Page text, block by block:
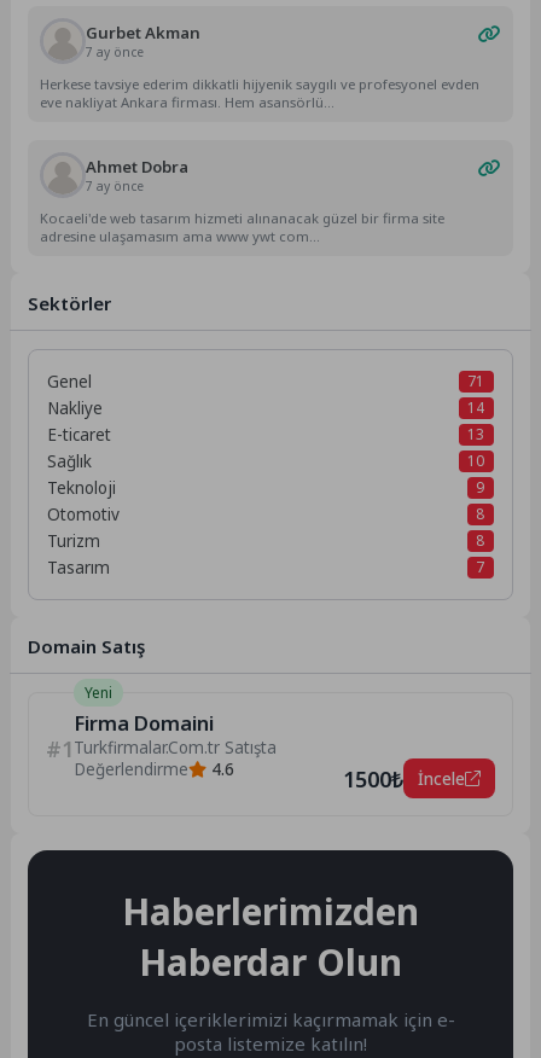
Gurbet Akman
7 ay önce
Herkese tavsiye ederim dikkatli hijyenik saygılı ve profesyonel evden
eve nakliyat Ankara firması. Hem asansörlü...
Ahmet Dobra
7 ay önce
Kocaeli'de web tasarım hizmeti alınanacak güzel bir firma site
adresine ulaşamasım ama www ywt com...
Sektörler
Genel 71
Nakliye 14
E-ticaret 13
Sağlık 10
Teknoloji 9
Otomotiv 8
Turizm 8
Tasarım 7
Domain Satış
#1
Firma Domaini
Turkfirmalar.Com.tr Satışta
Yeni
Değerlendirme 4.6 1500₺ İncele
Haberlerimizden
Haberdar Olun
En güncel içeriklerimizi kaçırmamak için e-
posta listemize katılın!